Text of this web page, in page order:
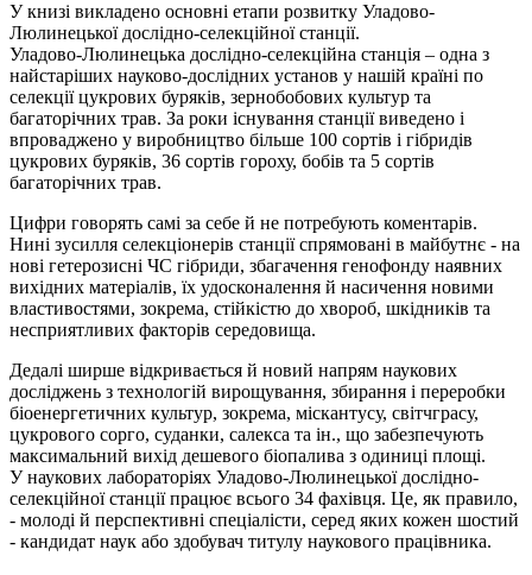
У книзі викладено основні етапи розвитку Уладово-
Люлинецької дослідно-селекційної станції.
Уладово-Люлинецька дослідно-селекційна станція – одна з
найстаріших науково-дослідних установ у нашій країні по
селекції цукрових буряків, зернобобових культур та
багаторічних трав. За роки існування станції виведено і
впроваджено у виробництво більше 100 сортів і гібридів
цукрових буряків, 36 сортів гороху, бобів та 5 сортів
багаторічних трав.
Цифри говорять самі за себе й не потребують коментарів.
Нині зусилля селекціонерів станції спрямовані в майбутнє - на
нові гетерозисні ЧС гібриди, збагачення генофонду наявних
вихідних матеріалів, їх удосконалення й насичення новими
властивостями, зокрема, стійкістю до хвороб, шкідників та
несприятливих факторів середовища.
Дедалі ширше відкривається й новий напрям наукових
досліджень з технологій вирощування, збирання і переробки
біоенергетичних культур, зокрема, міскантусу, світчграсу,
цукрового сорго, суданки, салекса та ін., що забезпечують
максимальний вихід дешевого біопалива з одиниці площі.
У наукових лабораторіях Уладово-Люлинецької дослідно-
селекційної станції працює всього 34 фахівця. Це, як правило,
- молоді й перспективні спеціалісти, серед яких кожен шостий
- кандидат наук або здобувач титулу наукового працівника.